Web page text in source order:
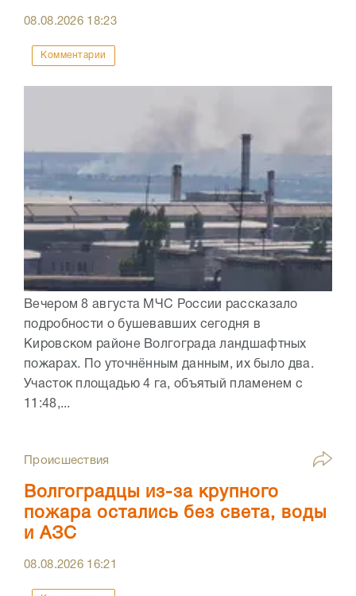
08.08.2026 18:23
Комментарии
Вечером 8 августа МЧС России рассказало
подробности о бушевавших сегодня в
Кировском районе Волгограда ландшафтных
пожарах. По уточнённым данным, их было два.
Участок площадью 4 га, объятый пламенем с
11:48,...
Происшествия
Волгоградцы из-за крупного
пожара остались без света, воды
и АЗС
08.08.2026 16:21